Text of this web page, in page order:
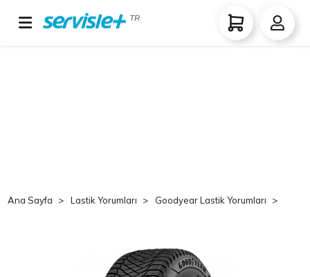
TR
Ana Sayfa Lastik Yorumları Goodyear Lastik Yorumları